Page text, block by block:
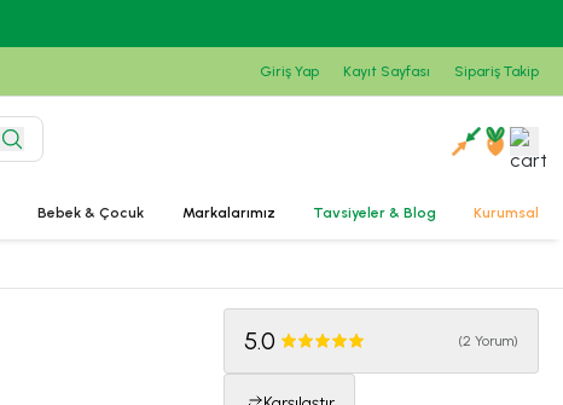
Giriş Yap Kayıt Sayfası Sipariş Takip
Bebek & Çocuk Markalarımız Tavsiyeler & Blog Kurumsal
5.0 (2 Yorum)